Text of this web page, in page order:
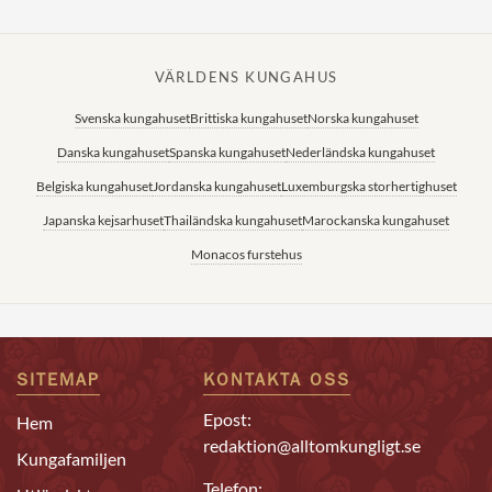
VÄRLDENS KUNGAHUS
Svenska kungahusetBrittiska kungahusetNorska kungahuset
Danska kungahusetSpanska kungahusetNederländska kungahuset
Belgiska kungahusetJordanska kungahusetLuxemburgska storhertighuset
Japanska kejsarhusetThailändska kungahusetMarockanska kungahuset
Monacos furstehus
SITEMAP
Hem
Kungafamiljen
KONTAKTA OSS
Epost:
redaktion@alltomkungligt.se